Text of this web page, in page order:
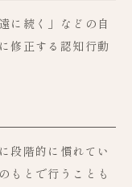
に続く」などの自
修正する認知行動
段階的に慣れてい
もとで行うことも